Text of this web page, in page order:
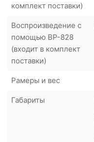
комплект поставки)
Воспроизведение с
помощью BP-828
(входит в комплект
поставки)
Рамеры и вес
Габариты